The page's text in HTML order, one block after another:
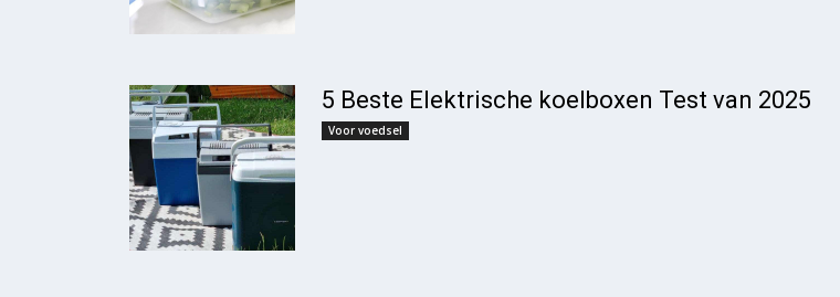
5 Beste Elektrische koelboxen Test van 2025
Voor voedsel